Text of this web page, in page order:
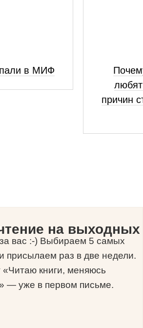
в МИФ
причин
на выходных
вас :-) Выбираем 5 самых
присылаем раз в две недели.
«Читаю книги, меняюсь
— уже в первом письме.